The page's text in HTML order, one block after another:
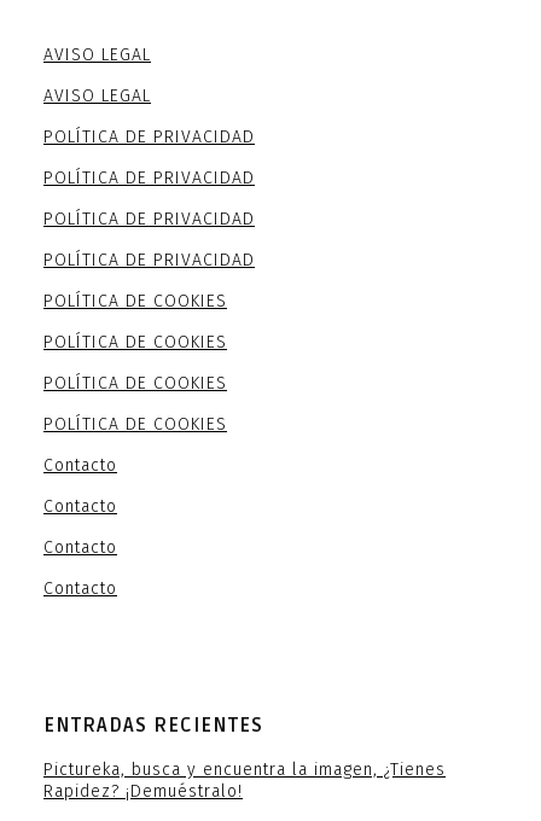
AVISO LEGAL
AVISO LEGAL
POLÍTICA DE PRIVACIDAD
POLÍTICA DE PRIVACIDAD
POLÍTICA DE PRIVACIDAD
POLÍTICA DE PRIVACIDAD
POLÍTICA DE COOKIES
POLÍTICA DE COOKIES
POLÍTICA DE COOKIES
POLÍTICA DE COOKIES
Contacto
Contacto
Contacto
Contacto
ENTRADAS RECIENTES
Pictureka, busca y encuentra la imagen, ¿Tienes
Rapidez? ¡Demuéstralo!